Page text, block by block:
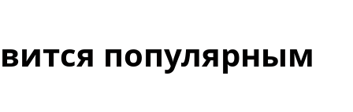
популярным